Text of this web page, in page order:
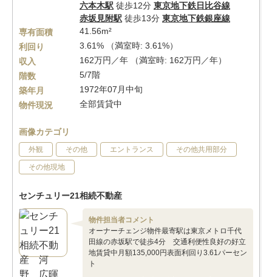
六本木駅 徒歩12分 東京地下鉄日比谷線
赤坂見附駅 徒歩13分 東京地下鉄銀座線
専有面積
41.56m²
利回り
3.61% （満室時: 3.61%）
収入
162万円／年 （満室時: 162万円／年）
階数
5/7階
築年月
1972年07月中旬
物件現況
全部賃貸中
画像カテゴリ
外観 その他 エントランス その他共用部分
その他現地
センチュリー21相続不動産
物件担当者コメント
オーナーチェンジ物件最寄駅は東京メトロ千代
田線の赤坂駅で徒歩4分 交通利便性良好の好立
地賃貸中月額135,000円表面利回り3.61パーセン
ト